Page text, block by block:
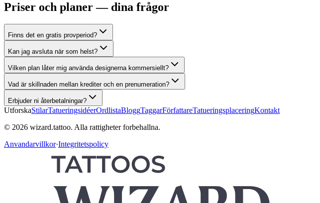
Priser och planer — dina frågor
Finns det en gratis provperiod?
Kan jag avsluta när som helst?
Vilken plan låter mig använda designerna kommersiellt?
Vad är skillnaden mellan krediter och en prenumeration?
Erbjuder ni återbetalningar?
UtforskaStilarTatueringsidéerOrdlistaBloggTaggarFörfattareTatueringsplaceringKontakt
© 2026 wizard.tattoo. Alla rattigheter forbehallna.
Anvandarvillkor·Integritetspolicy